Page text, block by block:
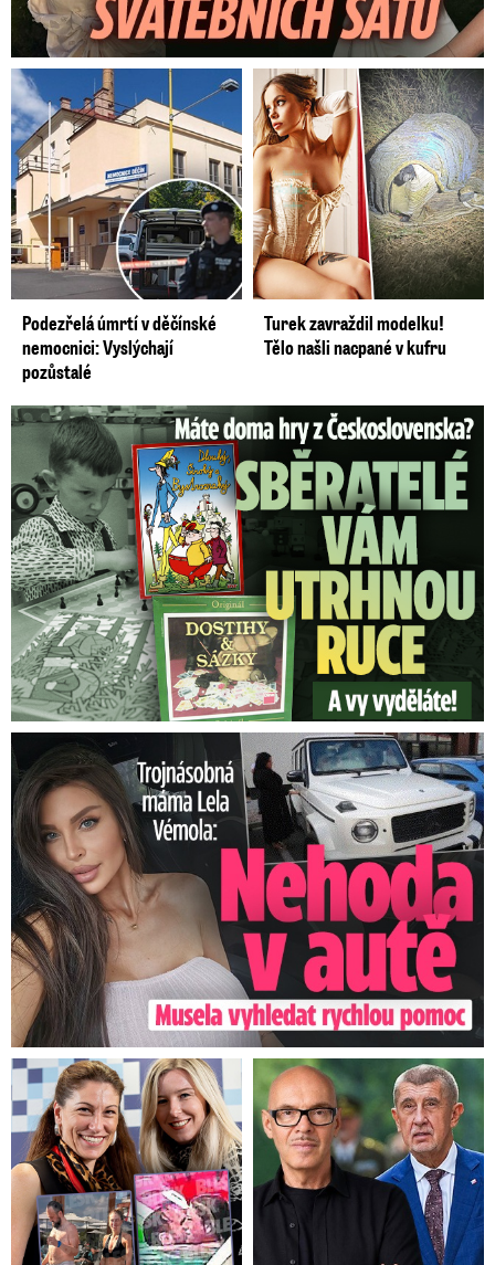
Podezřelá úmrtí v děčínské
nemocnici: Vyslýchají
pozůstalé
Turek zavraždil modelku!
Tělo našli nacpané v kufru
Staré československé hry: Sběratelé vám za ně utrhnou ruce!
Trojnásobná máma Lela Vémola: Nehoda v autě